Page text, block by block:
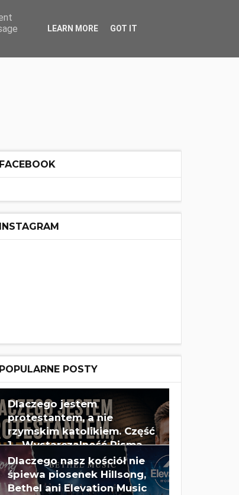
INNE
FACEBOOK
INSTAGRAM
POPULARNE POSTY
Dlaczego jestem
protestantem, a nie
rzymskim katolikiem. Część
1 - Wystarczalność Pisma
Świętego - Wes Huff
Dlaczego nasz kościół nie
śpiewa piosenek Hillsong,
Bethel ani Elevation Music
LEARN MORE GOT IT